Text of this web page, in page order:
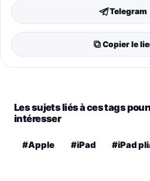
Telegram
Copier le
Les sujets liés à ces tags
intéresser
#Apple #iPad #iPad